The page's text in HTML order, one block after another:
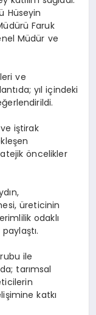
Hüseyin
Faruk
Müdür ve
ve
yıl içindeki
iştirak
öncelikler
üreticinin
odaklı
ile
tarımsal
katkı